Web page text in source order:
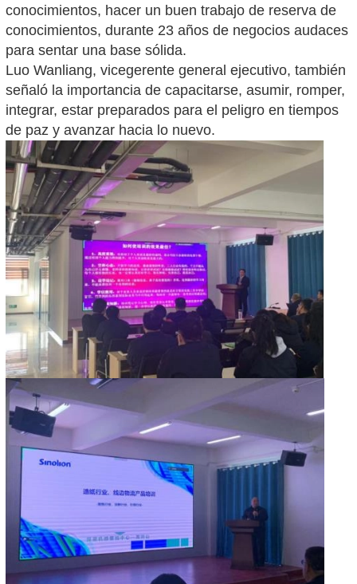
conocimientos, hacer un buen trabajo de reserva de
conocimientos, durante 23 años de negocios audaces
para sentar una base sólida.
Luo Wanliang, vicegerente general ejecutivo, también
señaló la importancia de capacitarse, asumir, romper,
integrar, estar preparados para el peligro en tiempos
de paz y avanzar hacia lo nuevo.